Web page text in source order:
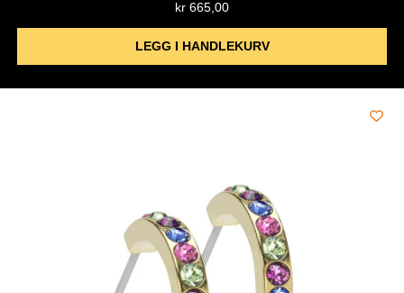
kr 665,00
LEGG I HANDLEKURV